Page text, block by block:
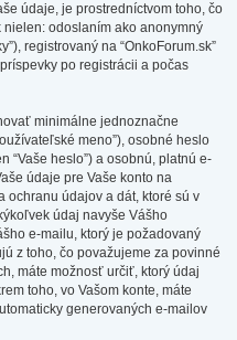
údaje, je prostredníctvom toho, čo
odoslaním ako anonymný
registrovaný na “OnkoForum.sk”
po registrácii a počas
minimálne jednoznačne
meno”), osobné heslo
“Vaše heslo”) a osobnú, platnú e-
údaje pre Vaše konto na
ochranu údajov a dát, ktoré sú v
údaj navyše Vášho
e-mailu, ktorý je požadovaný
z toho, čo považujeme za povinné
máte možnosť určiť, ktorý údaj
toho, vo Vašom konte, máte
generovaných e-mailov